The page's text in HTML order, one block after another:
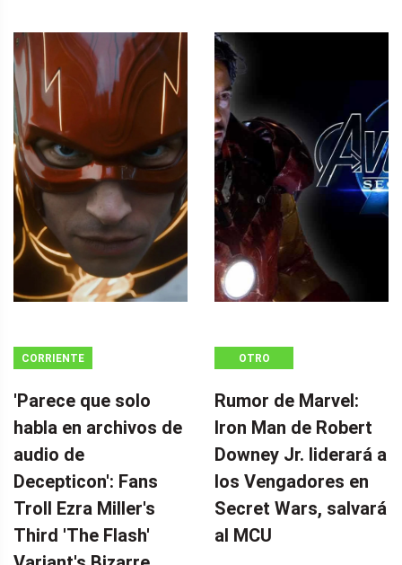
CORRIENTE
'Parece que solo
habla en archivos de
audio de
Decepticon': Fans
Troll Ezra Miller's
Third 'The Flash'
OTRO
Rumor de Marvel:
Iron Man de Robert
Downey Jr. liderará a
los Vengadores en
Secret Wars, salvará
al MCU